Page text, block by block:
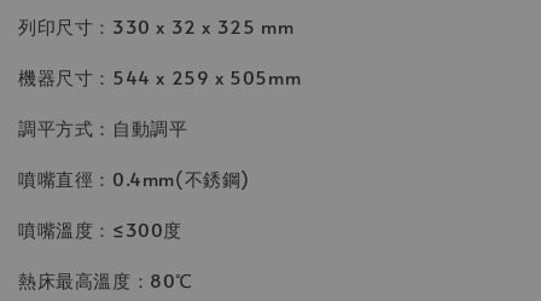
列印尺寸：330 x 32 x 325 mm
機器尺寸：544 x 259 x 505mm
調平方式：自動調平
噴嘴直徑：0.4mm(不銹鋼)
噴嘴溫度：≤300度
熱床最高溫度：80℃